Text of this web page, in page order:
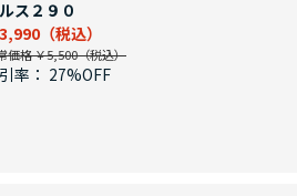
ス２９０
価格 ￥5,500
率： 27%OFF